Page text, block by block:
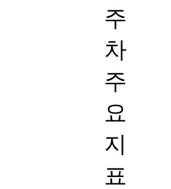
주
차
주
요
지
표